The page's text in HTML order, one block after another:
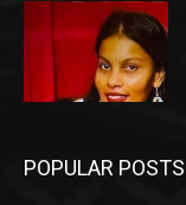
POPULAR POSTS